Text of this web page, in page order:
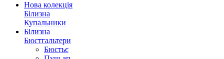
Нова колекція
Білизна
Купальники
Білизна
Бюстгальтери
Бюстьє